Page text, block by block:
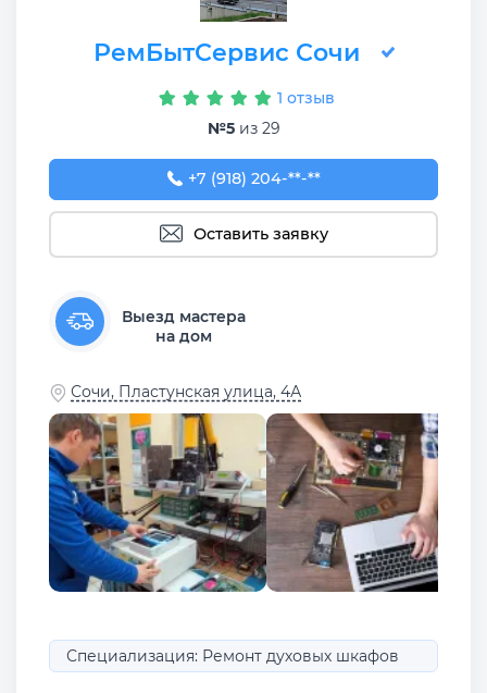
РемБытСервис Сочи
1 отзыв
№5из 29
+7 (918) 204-77-91
+7 (918) 204-**-**
Оставить заявку
Выезд мастера
на дом
Сочи, Пластунская улица, 4А
Специализация: Ремонт духовых шкафов